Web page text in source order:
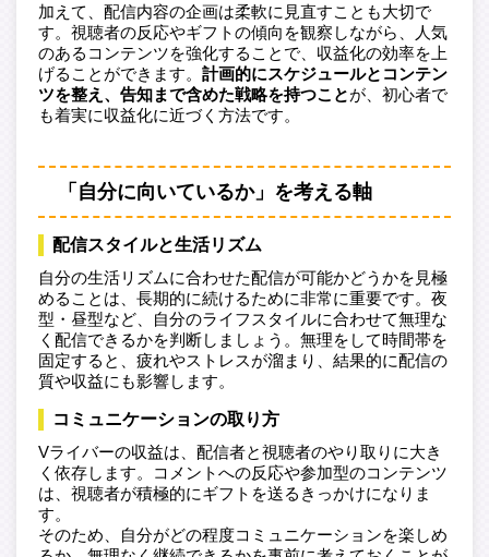
加えて、配信内容の企画は柔軟に見直すことも大切で
す。視聴者の反応やギフトの傾向を観察しながら、人気
のあるコンテンツを強化することで、収益化の効率を上
げることができます。 計画的にスケジュールとコンテン
ツを整え、告知まで含めた戦略を持つことが、初心者で
も着実に収益化に近づく方法です。
「自分に向いているか」を考える軸
配信スタイルと生活リズム
自分の生活リズムに合わせた配信が可能かどうかを見極
めることは、長期的に続けるために非常に重要です。夜
型・昼型など、自分のライフスタイルに合わせて無理な
く配信できるかを判断しましょう。無理をして時間帯を
固定すると、疲れやストレスが溜まり、結果的に配信の
質や収益にも影響します。
コミュニケーションの取り方
Vライバーの収益は、配信者と視聴者のやり取りに大き
く依存します。コメントへの反応や参加型のコンテンツ
は、視聴者が積極的にギフトを送るきっかけになりま
す。
そのため、自分がどの程度コミュニケーションを楽しめ